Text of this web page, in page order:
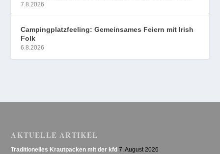
7.8.2026
Campingplatzfeeling: Gemeinsames Feiern mit Irish
Folk
6.8.2026
AKTUELLE ARTIKEL
Traditionelles Krautpacken mit der kfd 7. August 2026